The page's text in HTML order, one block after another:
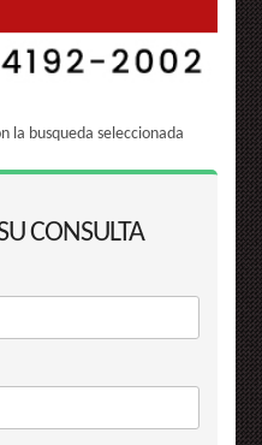
la busqueda seleccionada
CONSULTA